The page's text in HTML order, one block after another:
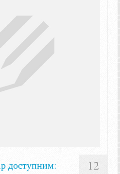
12
доступним: